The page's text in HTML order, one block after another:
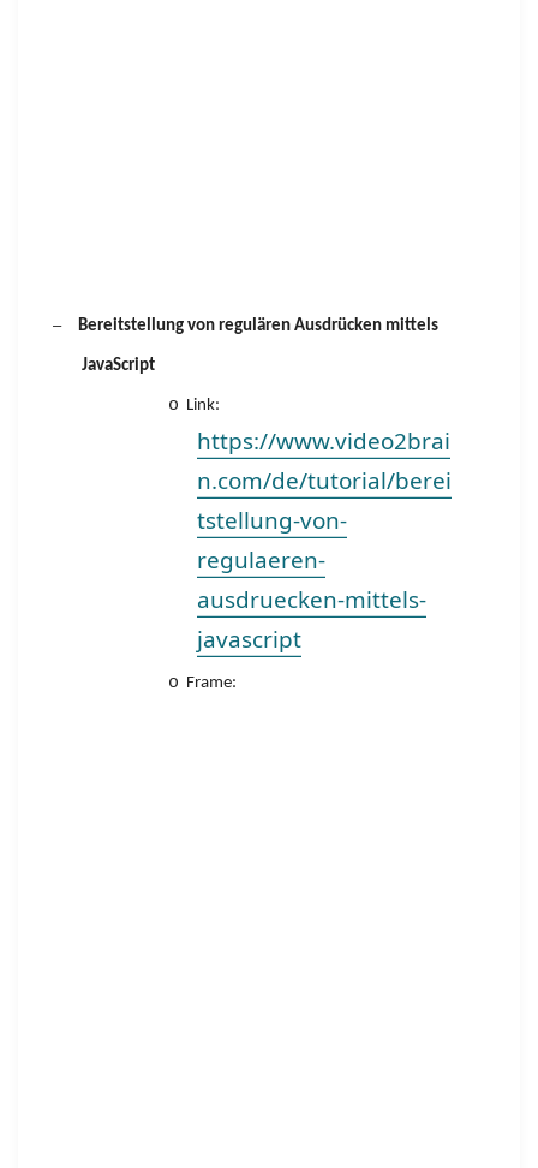
– Bereitstellung von regulären Ausdrücken mittels
JavaScript
o Link:
https://www.video2brai
n.com/de/tutorial/berei
tstellung-von-
regulaeren-
ausdruecken-mittels-
javascript
o Frame: